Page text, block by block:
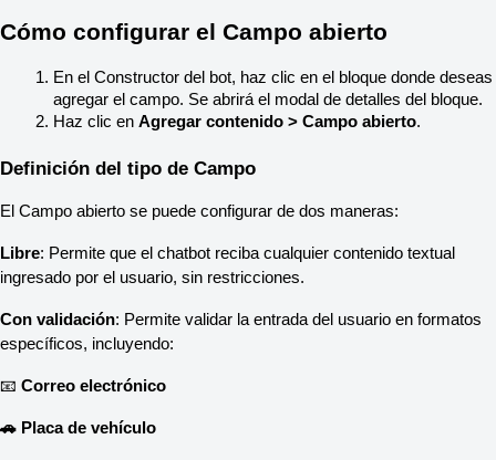
Cómo configurar el Campo abierto
En el Constructor del bot, haz clic en el bloque donde deseas
agregar el campo. Se abrirá el modal de detalles del bloque.
Haz clic en Agregar contenido > Campo abierto.
Definición del tipo de Campo
El Campo abierto se puede configurar de dos maneras:
Libre: Permite que el chatbot reciba cualquier contenido textual
ingresado por el usuario, sin restricciones.
Con validación: Permite validar la entrada del usuario en formatos
específicos, incluyendo:
📧 Correo electrónico
🚗 Placa de vehículo